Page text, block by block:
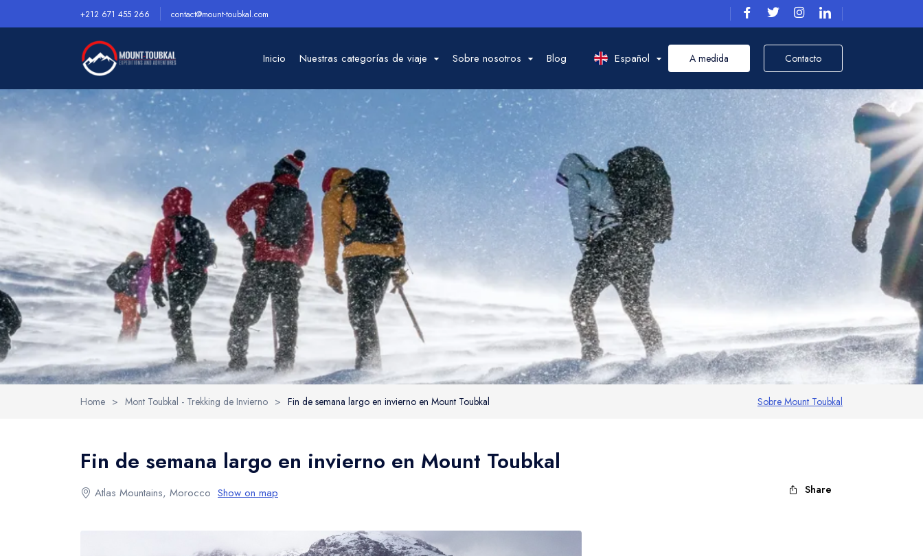
+212 671 455 266 contact@mount-toubkal.com
Inicio Nuestras categorías de viaje Sobre nosotros Blog Español A medida Contacto
Home > Mont Toubkal - Trekking de Invierno > Fin de semana largo en invierno en Mount Toubkal Sobre Mount Toubkal
Fin de semana largo en invierno en Mount Toubkal
Atlas Mountains, Morocco Show on map Share